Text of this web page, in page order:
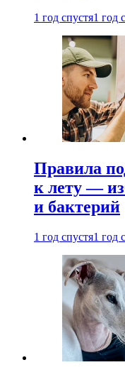
1 год спустя1 год
Правила
к лету —
и бактерий
1 год спустя1 год